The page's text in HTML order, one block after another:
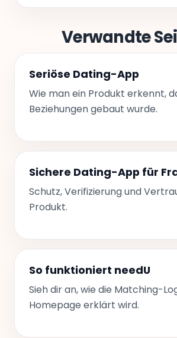
Verwandte
Seriöse Dating-App
Wie man ein Produkt erkennt,
Beziehungen gebaut wurde.
Sichere Dating-App für
Schutz, Verifizierung und
Produkt.
So funktioniert needU
Sieh dir an, wie die Matching-
Homepage erklärt wird.